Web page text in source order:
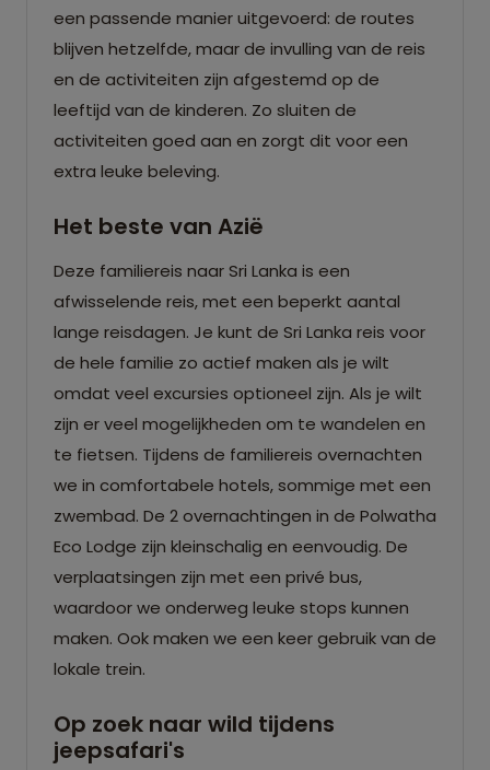
een passende manier uitgevoerd: de routes
blijven hetzelfde, maar de invulling van de reis
en de activiteiten zijn afgestemd op de
leeftijd van de kinderen. Zo sluiten de
activiteiten goed aan en zorgt dit voor een
extra leuke beleving.
Het beste van Azië
Deze familiereis naar Sri Lanka is een
afwisselende reis, met een beperkt aantal
lange reisdagen. Je kunt de Sri Lanka reis voor
de hele familie zo actief maken als je wilt
omdat veel excursies optioneel zijn. Als je wilt
zijn er veel mogelijkheden om te wandelen en
te fietsen. Tijdens de familiereis overnachten
we in comfortabele hotels, sommige met een
zwembad. De 2 overnachtingen in de Polwatha
Eco Lodge zijn kleinschalig en eenvoudig. De
verplaatsingen zijn met een privé bus,
waardoor we onderweg leuke stops kunnen
maken. Ook maken we een keer gebruik van de
lokale trein.
Op zoek naar wild tijdens
jeepsafari's